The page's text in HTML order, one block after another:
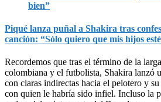
Piqué lanza puñal a Shakira tras
canción: “Sólo quiero que mis hijos
Recordemos que tras el término de la
colombiana y el futbolista, Shakira lanzó
con claras indirectas hacia el pelotero y
con quien le habría sido infiel. Incluso la